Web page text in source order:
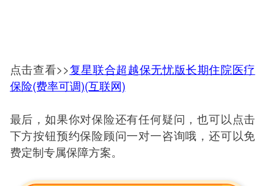
点击查看>>复星联合超越保无忧版长期住院医疗
保险(费率可调)(互联网)
最后，如果你对保险还有任何疑问，也可以点击
下方按钮预约保险顾问一对一咨询哦，还可以免
费定制专属保障方案。